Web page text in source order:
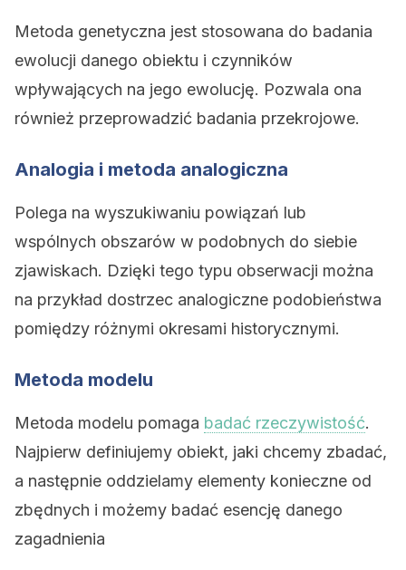
Metoda genetyczna jest stosowana do badania
ewolucji danego obiektu i czynników
wpływających na jego ewolucję. Pozwala ona
również przeprowadzić badania przekrojowe.
Analogia i metoda analogiczna
Polega na wyszukiwaniu powiązań lub
wspólnych obszarów w podobnych do siebie
zjawiskach. Dzięki tego typu obserwacji można
na przykład dostrzec analogiczne podobieństwa
pomiędzy różnymi okresami historycznymi.
Metoda modelu
Metoda modelu pomaga badać rzeczywistość.
Najpierw definiujemy obiekt, jaki chcemy zbadać,
a następnie oddzielamy elementy konieczne od
zbędnych i możemy badać esencję danego
zagadnienia